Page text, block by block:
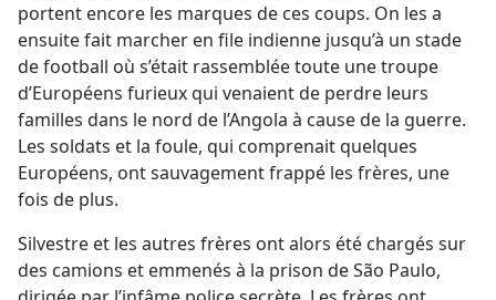
portent encore les marques de ces coups. On les a
ensuite fait marcher en file indienne jusqu’à un stade
de football où s’était rassemblée toute une troupe
d’Européens furieux qui venaient de perdre leurs
familles dans le nord de l’Angola à cause de la guerre.
Les soldats et la foule, qui comprenait quelques
Européens, ont sauvagement frappé les frères, une
fois de plus.
Silvestre et les autres frères ont alors été chargés sur
des camions et emmenés à la prison de São Paulo,